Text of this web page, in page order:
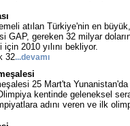
atılan Türkiye'nin en
GAP, gereken 32 milyar
için 2010 yılını bekliyor.
32...devamı
25 Mart'ta Yunanistan'da
kentinde geleneksel
adını veren ve ilk